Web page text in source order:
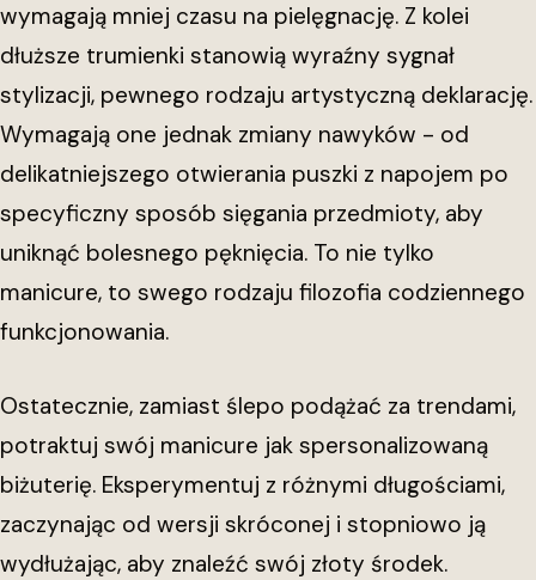
wymagają mniej czasu na pielęgnację. Z kolei
dłuższe trumienki stanowią wyraźny sygnał
stylizacji, pewnego rodzaju artystyczną deklarację.
Wymagają one jednak zmiany nawyków - od
delikatniejszego otwierania puszki z napojem po
specyficzny sposób sięgania przedmioty, aby
uniknąć bolesnego pęknięcia. To nie tylko
manicure, to swego rodzaju filozofia codziennego
funkcjonowania.
Ostatecznie, zamiast ślepo podążać za trendami,
potraktuj swój manicure jak spersonalizowaną
biżuterię. Eksperymentuj z różnymi długościami,
zaczynając od wersji skróconej i stopniowo ją
wydłużając, aby znaleźć swój złoty środek.